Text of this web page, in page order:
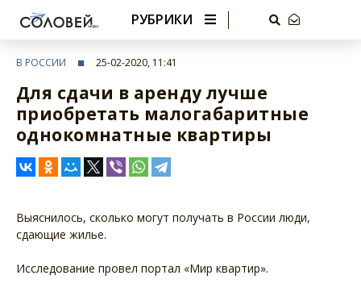
РУБРИКИ
В РОССИИ 25-02-2020, 11:41
Для сдачи в аренду лучше
приобретать малогабаритные
однокомнатные квартиры
Выяснилось, сколько могут получать в России люди,
сдающие жилье.
Исследование провел портал «Мир квартир».